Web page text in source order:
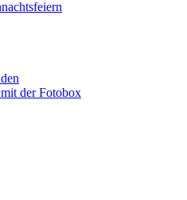
der Fotobox